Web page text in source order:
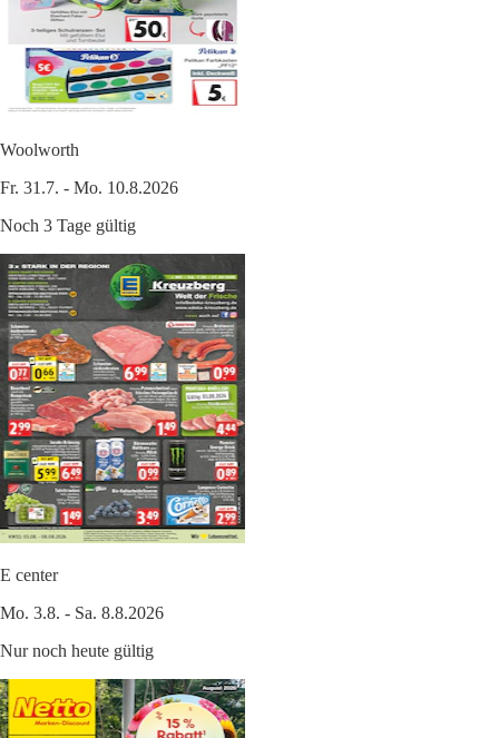
Woolworth
Fr. 31.7. - Mo. 10.8.2026
Noch 3 Tage gültig
E center
Mo. 3.8. - Sa. 8.8.2026
Nur noch heute gültig